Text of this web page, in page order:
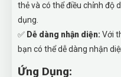
thẻ và có thể điều chỉnh độ
dụng.
✅ Dễ dàng nhận diện: Với
bạn có thể dễ dàng nhận
Ứng Dụng: